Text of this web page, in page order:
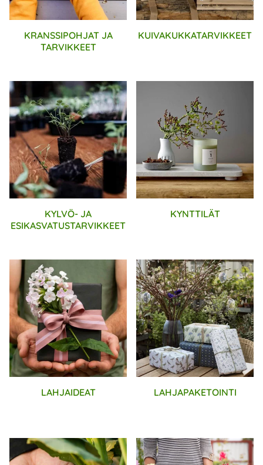
KRANSSIPOHJAT JA
TARVIKKEET
KUIVAKUKKATARVIKKEET
KYLVÖ- JA
ESIKASVATUSTARVIKKEET
KYNTTILÄT
LAHJAIDEAT LAHJAPAKETOINTI